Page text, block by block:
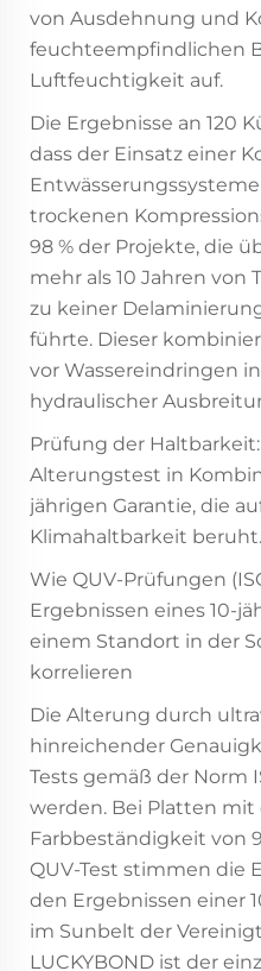
von Ausdehnung und
feuchteempfindlichen
Luftfeuchtigkeit auf.
Die Ergebnisse an 120
dass der Einsatz einer
trockenen
98 % der Projekte, die
mehr als 10 Jahren von
zu keiner
führte. Dieser
vor Wassereindringen
hydraulischer
Prüfung der
Alterungstest in
jährigen Garantie, die
Klimahaltbarkeit beruht.
Wie QUV-Prüfungen
Ergebnissen eines 10-
einem Standort in der
korrelieren
Die Alterung durch
hinreichender
Tests gemäß der Norm
werden. Bei Platten
Farbbeständigkeit von
QUV-Test stimmen die
den Ergebnissen einer
im Sunbelt der
LUCKYBOND ist der